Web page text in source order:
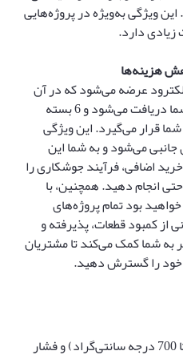
این ویژگی به‌ویژه در پروژه‌هایی
زیادی دارد.
20 بسته‌ای الکترود عرضه می‌شود که در آن
تنها هزینه 14 بسته الکترود از شما دریافت می‌شود و 6 بسته
قرار می‌گیرد. این ویژگی
می‌شود و به شما این
اضافی، فرآیند جوشکاری را
انجام دهید. همچنین، با
بود تمام پروژه‌های
از کمبود قطعات، پذیرفته و
به شما کمک می‌کند تا مشتریان
را گسترش دهید.
قابلیت تنظیم دقیق دما (از 250 تا 700 درجه سانتی‌گراد) و فشار